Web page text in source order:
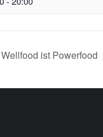
ist Powerfood